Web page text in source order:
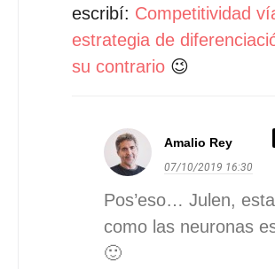
escribí: Competitividad
estrategia de
su contrario 😉
Amalio Rey
07/10/2019 16:30
Pos’eso… Julen,
como las neuronas
🙂